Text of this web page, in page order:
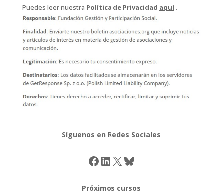
Puedes leer nuestra Política de Privacidad aquí .
Síguenos en Redes Sociales
Facebook
LinkedIn
X Bluesky
Próximos cursos